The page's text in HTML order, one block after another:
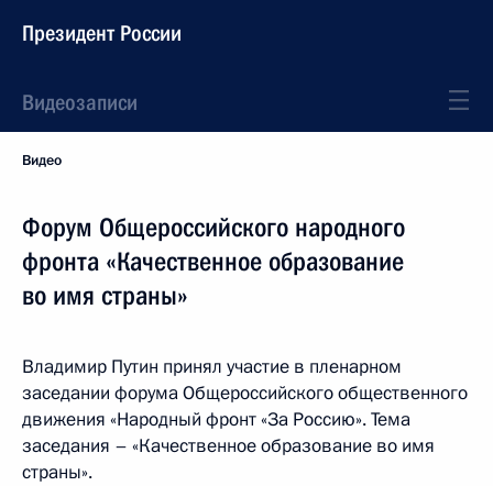
Президент России
Видеозаписи
Видео
Форум Общероссийского народного
фронта «Качественное образование
во имя страны»
Владимир Путин принял участие в пленарном
заседании форума Общероссийского общественного
движения «Народный фронт «За Россию». Тема
заседания – «Качественное образование во имя
страны».